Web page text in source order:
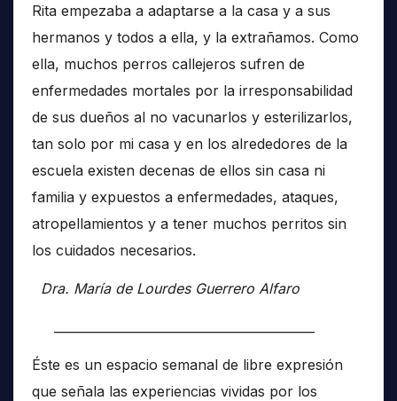
Rita empezaba a adaptarse a la casa y a sus
hermanos y todos a ella, y la extrañamos. Como
ella, muchos perros callejeros sufren de
enfermedades mortales por la irresponsabilidad
de sus dueños al no vacunarlos y esterilizarlos,
tan solo por mi casa y en los alrededores de la
escuela existen decenas de ellos sin casa ni
familia y expuestos a enfermedades, ataques,
atropellamientos y a tener muchos perritos sin
los cuidados necesarios.
Dra. María de Lourdes Guerrero Alfaro
Éste es un espacio semanal de libre expresión
que señala las experiencias vividas por los